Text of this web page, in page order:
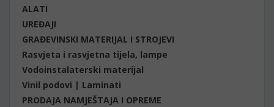
ALATI
UREĐAJI
GRAĐEVINSKI MATERIJAL I STROJEVI
Rasvjeta i rasvjetna tijela, lampe
Vodoinstalaterski materijal
Vinil podovi | Laminati
PRODAJA NAMJEŠTAJA I OPREME